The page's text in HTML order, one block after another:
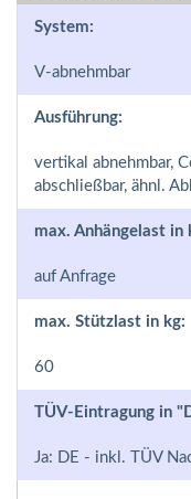
System:
V-abnehmbar
Ausführung:
vertikal abnehmbar,
abschließbar, ähnl.
max. Anhängelast in
auf Anfrage
max. Stützlast in kg:
60
TÜV-Eintragung in
Ja: DE - inkl. TÜV